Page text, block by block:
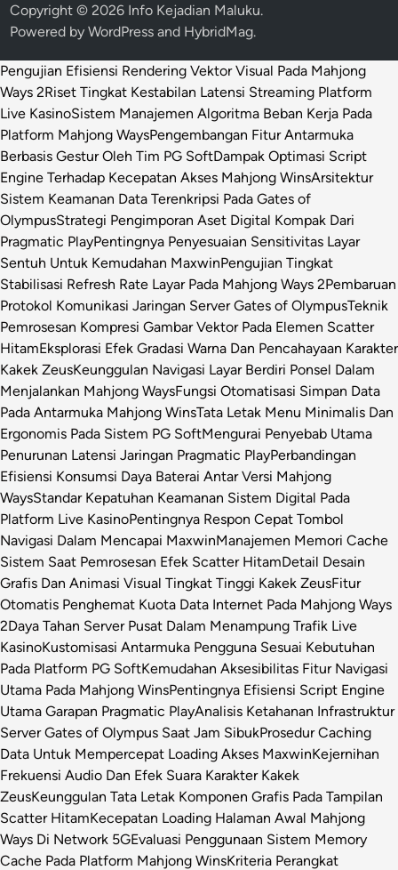
Copyright © 2026 Info Kejadian Maluku.
Powered byWordPress and HybridMag.
Pengujian Efisiensi Rendering Vektor Visual Pada Mahjong
Ways 2Riset Tingkat Kestabilan Latensi Streaming Platform
Live KasinoSistem Manajemen Algoritma Beban Kerja Pada
Platform Mahjong WaysPengembangan Fitur Antarmuka
Berbasis Gestur Oleh Tim PG SoftDampak Optimasi Script
Engine Terhadap Kecepatan Akses Mahjong WinsArsitektur
Sistem Keamanan Data Terenkripsi Pada Gates of
OlympusStrategi Pengimporan Aset Digital Kompak Dari
Pragmatic PlayPentingnya Penyesuaian Sensitivitas Layar
Sentuh Untuk Kemudahan MaxwinPengujian Tingkat
Stabilisasi Refresh Rate Layar Pada Mahjong Ways 2Pembaruan
Protokol Komunikasi Jaringan Server Gates of OlympusTeknik
Pemrosesan Kompresi Gambar Vektor Pada Elemen Scatter
HitamEksplorasi Efek Gradasi Warna Dan Pencahayaan Karakter
Kakek ZeusKeunggulan Navigasi Layar Berdiri Ponsel Dalam
Menjalankan Mahjong WaysFungsi Otomatisasi Simpan Data
Pada Antarmuka Mahjong WinsTata Letak Menu Minimalis Dan
Ergonomis Pada Sistem PG SoftMengurai Penyebab Utama
Penurunan Latensi Jaringan Pragmatic PlayPerbandingan
Efisiensi Konsumsi Daya Baterai Antar Versi Mahjong
WaysStandar Kepatuhan Keamanan Sistem Digital Pada
Platform Live KasinoPentingnya Respon Cepat Tombol
Navigasi Dalam Mencapai MaxwinManajemen Memori Cache
Sistem Saat Pemrosesan Efek Scatter HitamDetail Desain
Grafis Dan Animasi Visual Tingkat Tinggi Kakek ZeusFitur
Otomatis Penghemat Kuota Data Internet Pada Mahjong Ways
2Daya Tahan Server Pusat Dalam Menampung Trafik Live
KasinoKustomisasi Antarmuka Pengguna Sesuai Kebutuhan
Pada Platform PG SoftKemudahan Aksesibilitas Fitur Navigasi
Utama Pada Mahjong WinsPentingnya Efisiensi Script Engine
Utama Garapan Pragmatic PlayAnalisis Ketahanan Infrastruktur
Server Gates of Olympus Saat Jam SibukProsedur Caching
Data Untuk Mempercepat Loading Akses MaxwinKejernihan
Frekuensi Audio Dan Efek Suara Karakter Kakek
ZeusKeunggulan Tata Letak Komponen Grafis Pada Tampilan
Scatter HitamKecepatan Loading Halaman Awal Mahjong
Ways Di Network 5GEvaluasi Penggunaan Sistem Memory
Cache Pada Platform Mahjong WinsKriteria Perangkat